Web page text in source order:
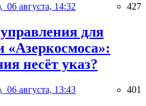
06 августа, 14:32 427
для
«Азеркосмоса»:
несёт указ?
06 августа, 13:43 401